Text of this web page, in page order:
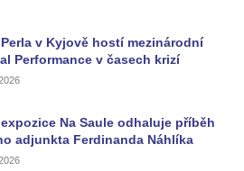
Leipzig
v ZOO
Leipzig
v Kyjově hostí mezinárodní
Performance v časech krizí
Na Saule odhaluje příběh
adjunkta Ferdinanda Náhlíka